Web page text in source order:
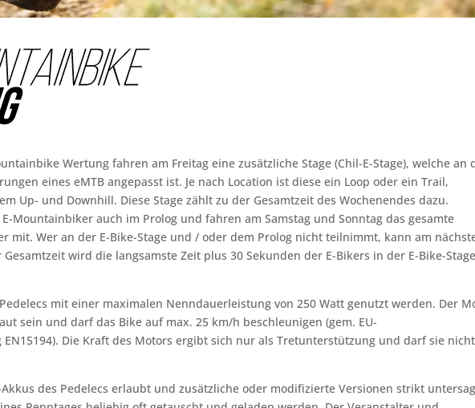
Wertung fahren am Freitag eine zusätzliche Stage (Chil-E-Stage), welche an
eines eMTB angepasst ist. Je nach Location ist diese ein Loop oder ein Trail,
Up- und Downhill. Diese Stage zählt zu der Gesamtzeit des Wochenendes dazu.
Mountainbiker auch im Prolog und fahren am Samstag und Sonntag das gesamte
mit. Wer an der E-Bike-Stage und / oder dem Prolog nicht teilnimmt, kann am
wird die langsamste Zeit plus 30 Sekunden der E-Bikers in der E-Bike-
mit einer maximalen Nenndauerleistung von 250 Watt genutzt werden. Der
sein und darf das Bike auf max. 25 km/h beschleunigen (gem. EU-
Die Kraft des Motors ergibt sich nur als Tretunterstützung und darf sie nicht
des Pedelecs erlaubt und zusätzliche oder modifizierte Versionen strikt